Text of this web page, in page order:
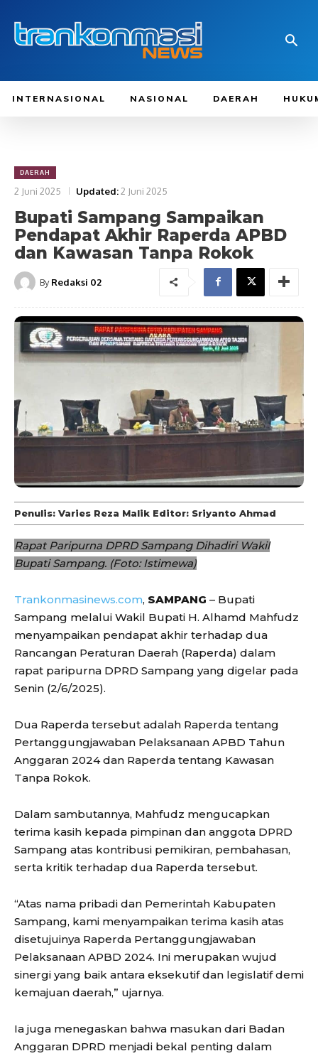
INTERNASIONAL NASIONAL DAERAH
DAERAH
2 Juni 2025 Updated:2 Juni 2025
Bupati Sampang Sampaikan
Pendapat Akhir Raperda APBD
dan Kawasan Tanpa Rokok
By Redaksi 02
Penulis: Varies Reza Malik Editor: Sriyanto Ahmad
Rapat Paripurna DPRD Sampang Dihadiri Wakil
Bupati Sampang. (Foto: Istimewa)
Trankonmasinews.com, SAMPANG – Bupati
Sampang melalui Wakil Bupati H. Alhamd Mahfudz
menyampaikan pendapat akhir terhadap dua
Rancangan Peraturan Daerah (Raperda) dalam
rapat paripurna DPRD Sampang yang digelar pada
Senin (2/6/2025).
Dua Raperda tersebut adalah Raperda tentang
Pertanggungjawaban Pelaksanaan APBD Tahun
Anggaran 2024 dan Raperda tentang Kawasan
Tanpa Rokok.
Dalam sambutannya, Mahfudz mengucapkan
terima kasih kepada pimpinan dan anggota DPRD
Sampang atas kontribusi pemikiran, pembahasan,
serta kritik terhadap dua Raperda tersebut.
“Atas nama pribadi dan Pemerintah Kabupaten
Sampang, kami menyampaikan terima kasih atas
disetujuinya Raperda Pertanggungjawaban
Pelaksanaan APBD 2024. Ini merupakan wujud
sinergi yang baik antara eksekutif dan legislatif demi
kemajuan daerah,” ujarnya.
Ia juga menegaskan bahwa masukan dari Badan
Anggaran DPRD menjadi bekal penting dalam